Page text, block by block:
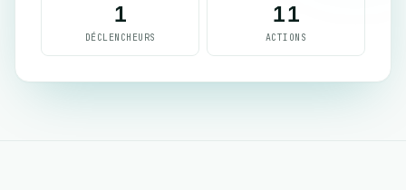
1
DÉCLENCHEURS
11
ACTIONS